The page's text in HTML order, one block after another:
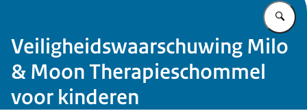
Veiligheidswaarschuwing Milo
& Moon Therapieschommel
voor kinderen